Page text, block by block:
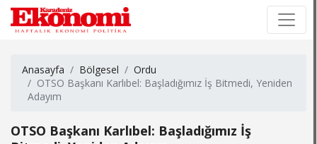
Anasayfa Bölgesel
Ordu
OTSO Başkanı Karlıbel: Başladığımız İş Bitmedi, Yeniden
Adayım
OTSO Başkanı Karlıbel: Başladığımız İş
×
×